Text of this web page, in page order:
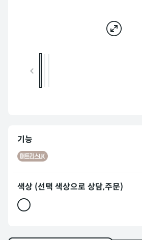
기능
색상 (선택 색상으로 상담,주문)